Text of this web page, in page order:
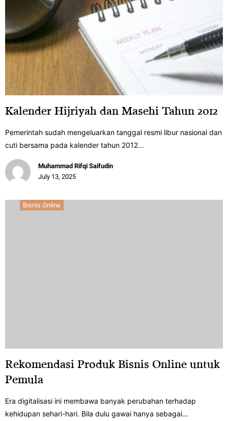
Kalender Hijriyah dan Masehi Tahun 2012
Pemerintah sudah mengeluarkan tanggal resmi libur nasional dan
cuti bersama pada kalender tahun 2012…
Muhammad Rifqi Saifudin
July 13, 2025
Bisnis Online
Rekomendasi Produk Bisnis Online untuk
Pemula
Era digitalisasi ini membawa banyak perubahan terhadap
kehidupan sehari-hari. Bila dulu gawai hanya sebagai…